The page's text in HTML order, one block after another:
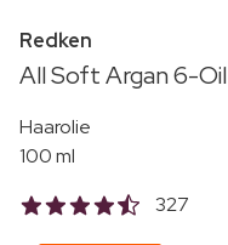
Redken
All Soft Argan 6-Oil
Haarolie
100 ml
327